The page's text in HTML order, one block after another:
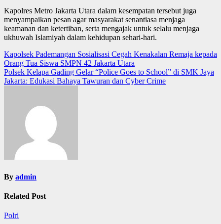
Kapolres Metro Jakarta Utara dalam kesempatan tersebut juga
menyampaikan pesan agar masyarakat senantiasa menjaga
keamanan dan ketertiban, serta mengajak untuk selalu menjaga
ukhuwah Islamiyah dalam kehidupan sehari-hari.
Post
navigation
Kapolsek Pademangan Sosialisasi Cegah Kenakalan Remaja kepada
Orang Tua Siswa SMPN 42 Jakarta Utara
Polsek Kelapa Gading Gelar “Police Goes to School” di SMK Jaya
Jakarta: Edukasi Bahaya Tawuran dan Cyber Crime
By admin
Related Post
Polri